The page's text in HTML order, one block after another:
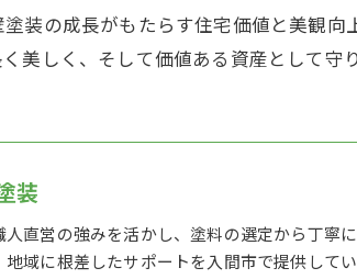
装の成長がもたらす住宅価値と美観
美しく、そして価値ある資産として守
装
直営の強みを活かし、塗料の選定から丁寧
域に根差したサポートを入間市で提供してい